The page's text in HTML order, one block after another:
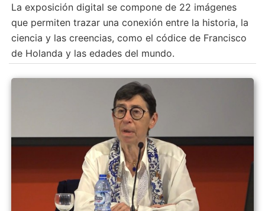
La exposición digital se compone de 22 imágenes
que permiten trazar una conexión entre la historia, la
ciencia y las creencias, como el códice de Francisco
de Holanda y las edades del mundo.